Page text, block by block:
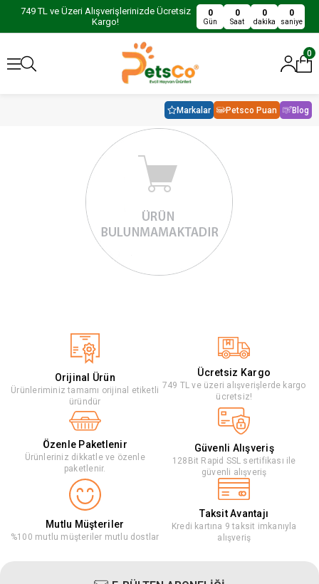
749 TL ve Üzeri Alışverişlerinizde Ücretsiz
Kargo!
0
Gün
0
Saat
0
dakika
0
saniye
0
Markalar Petsco Puan Blog
Orijinal Ürün
Ürünleriminiz tamamı orijinal etiketli
üründür
Ücretsiz Kargo
749 TL ve üzeri alışverişlerde kargo
ücretsiz!
Özenle Paketlenir
Ürünleriniz dikkatle ve özenle
paketlenir.
Güvenli Alışveriş
128Bit Rapid SSL sertifikası ile
güvenli alışveriş
Mutlu Müşteriler
%100 mutlu müşteriler mutlu dostlar
Taksit Avantajı
Kredi kartına 9 taksit imkanıyla
alışveriş